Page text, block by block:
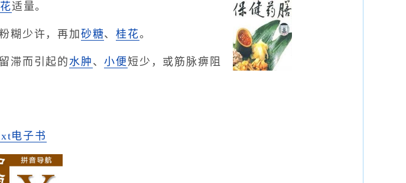
适量。
糊少许，再加 砂糖、桂 花。
滞而引起的 水肿 、小便短少，或筋脉痹阻
电子书